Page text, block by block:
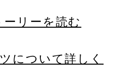
ーリーを読む
について詳しく